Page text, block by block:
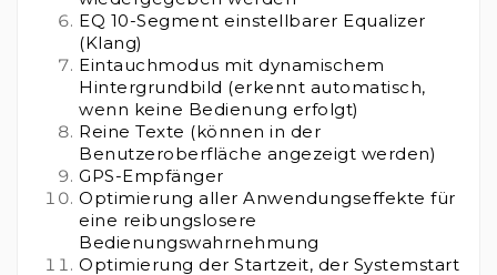
EQ 10-Segment einstellbarer Equalizer
(Klang)
Eintauchmodus mit dynamischem
Hintergrundbild (erkennt automatisch,
wenn keine Bedienung erfolgt)
Reine Texte (können in der
Benutzeroberfläche angezeigt werden)
GPS-Empfänger
Optimierung aller Anwendungseffekte für
eine reibungslosere
Bedienungswahrnehmung
Optimierung der Startzeit, der Systemstart